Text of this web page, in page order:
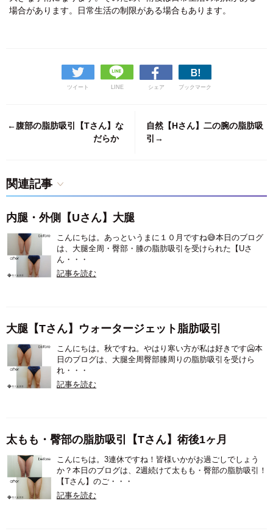
場合があります。日常生活の制限がある場合もあります。
ツイート LINE シェア ブックマーク
←腹部の脂肪吸引【Tさん】な
だらか
自然【Hさん】二の腕の脂肪吸
引→
関連記事
内腿・外側【Uさん】大腿
こんにちは。あっというまに１０月ですね😅本日のブログ
は、大腿全周・臀部・膝の脂肪吸引を受けられた【Uさ
ん・・・
記事を読む
大腿【Tさん】ウォータージェット脂肪吸引
こんにちは。秋ですね。やはり寒い方が私は好きです🥶本
日のブログは、大腿全周臀部膝周りの脂肪吸引を受けら
れ・・・
記事を読む
太もも・臀部の脂肪吸引【Tさん】術後1ヶ月
こんにちは。3連休ですね！皆様いかがお過ごしでしょう
か？本日のブログは、2週続けて太もも・臀部の脂肪吸引！
【Tさん】のご・・・
記事を読む